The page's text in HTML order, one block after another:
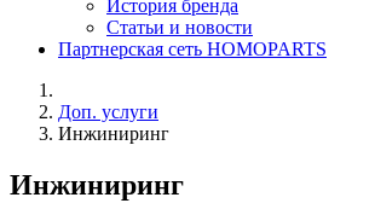
История бренда
Статьи и новости
Партнерская сеть HOMOPARTS
Доп. услуги
Инжиниринг
Инжиниринг